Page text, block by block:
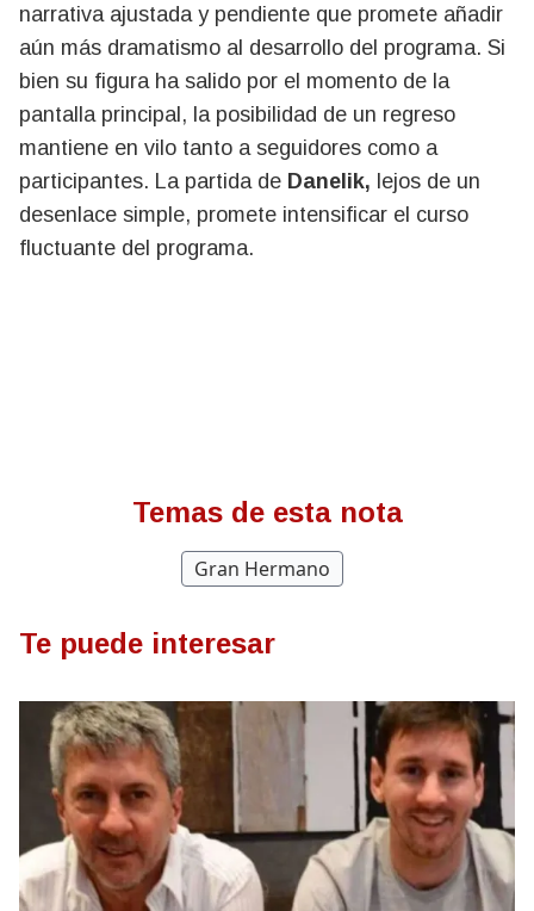
narrativa ajustada y pendiente que promete añadir
aún más dramatismo al desarrollo del programa. Si
bien su figura ha salido por el momento de la
pantalla principal, la posibilidad de un regreso
mantiene en vilo tanto a seguidores como a
participantes. La partida de Danelik, lejos de un
desenlace simple, promete intensificar el curso
fluctuante del programa.
Temas de esta nota
Gran Hermano
Te puede interesar